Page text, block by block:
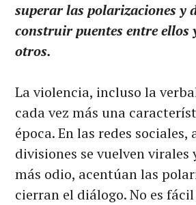
superar las polarizaciones y
construir puentes entre ellos
otros.
La violencia, incluso la
cada vez más una
época. En las redes sociales,
divisiones se vuelven virales
más odio, acentúan las
cierran el diálogo. No es